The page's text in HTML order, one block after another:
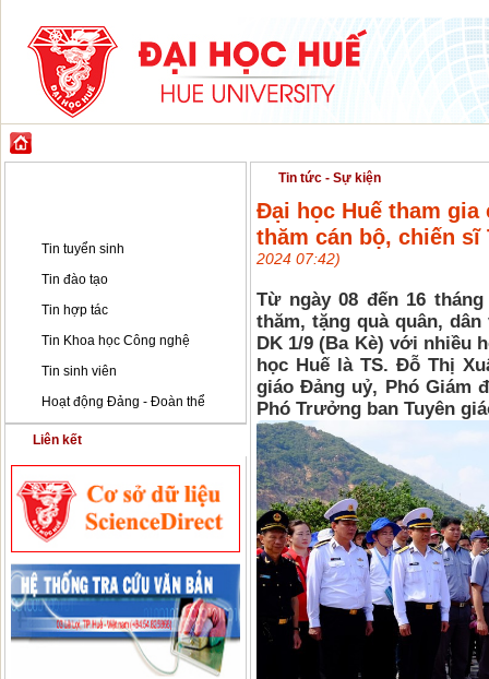
Tin tuyển sinh
Tin đào tạo
Tin hợp tác
Tin Khoa học Công nghệ
Tin sinh viên
Hoạt động Đảng - Đoàn thể
Liên kết
Tin tức - Sự kiện
Đại học Huế tham gia
thăm cán bộ, chiến
2024 07:42)
Từ ngày 08 đến 16
thăm, tặng quà quân,
DK 1/9 (Ba Kè) với nhiều
học Huế là TS. Đỗ Thị
giáo Đảng uỷ, Phó Giám
Phó Trưởng ban Tuyên